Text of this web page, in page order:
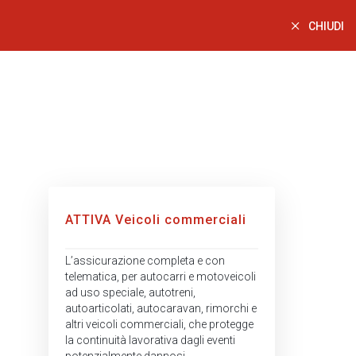
CHIUDI
ATTIVA Veicoli commerciali
L’assicurazione completa e con
telematica, per autocarri e motoveicoli
ad uso speciale, autotreni,
autoarticolati, autocaravan, rimorchi e
altri veicoli commerciali, che protegge
la continuità lavorativa dagli eventi